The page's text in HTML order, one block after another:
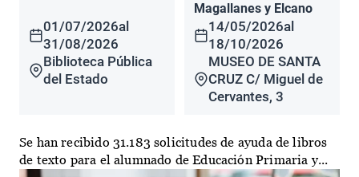
01/07/2026al
31/08/2026
Biblioteca Pública
del Estado
Magallanes y Elcano
14/05/2026al
18/10/2026
MUSEO DE SANTA
CRUZ C/ Miguel de
Cervantes, 3
Se han recibido 31.183 solicitudes de ayuda de libros
de texto para el alumnado de Educación Primaria y...